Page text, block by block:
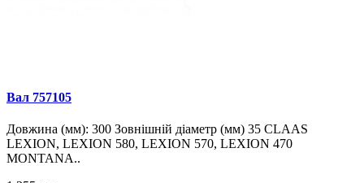
Вал 757105
Довжина (мм): 300 Зовнішній діаметр (мм) 35 CLAAS
LEXION, LEXION 580, LEXION 570, LEXION 470
MONTANA..